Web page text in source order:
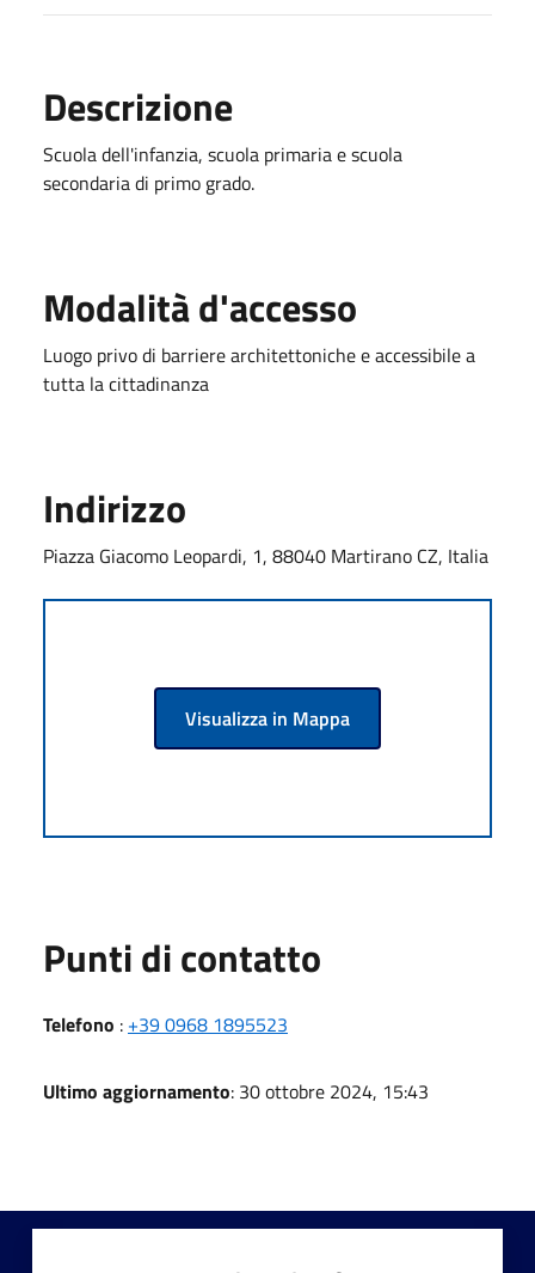
Descrizione
Scuola dell'infanzia, scuola primaria e scuola
secondaria di primo grado.
Modalità d'accesso
Luogo privo di barriere architettoniche e accessibile a
tutta la cittadinanza
Indirizzo
Piazza Giacomo Leopardi, 1, 88040 Martirano CZ, Italia
Visualizza in Mappa
Punti di contatto
Telefono : +39 0968 1895523
Ultimo aggiornamento: 30 ottobre 2024, 15:43